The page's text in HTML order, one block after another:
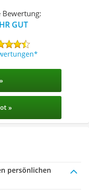
Bewertung:
GUT
»
persönlichen